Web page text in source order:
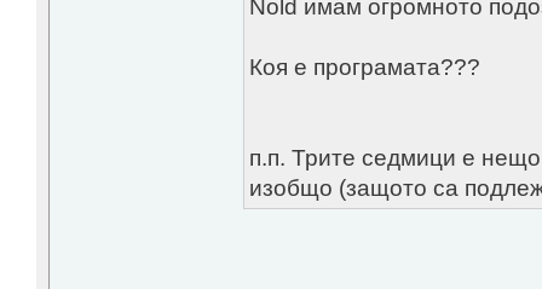
Nold имам огромното
Коя е програмата???
п.п. Трите седмици е нещо
изобщо (защото са